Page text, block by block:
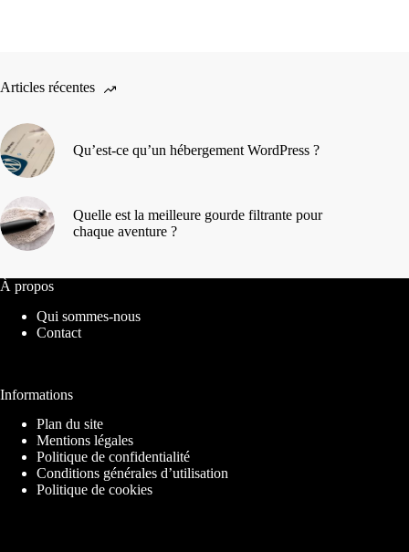
Articles récentes
Qu’est-ce qu’un hébergement WordPress ?
Quelle est la meilleure gourde filtrante pour
chaque aventure ?
À propos
Qui sommes-nous
Contact
Informations
Plan du site
Mentions légales
Politique de confidentialité
Conditions générales d’utilisation
Politique de cookies